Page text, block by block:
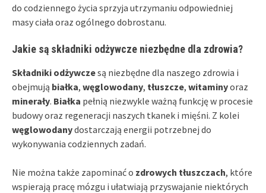
do codziennego życia sprzyja utrzymaniu odpowiedniej
masy ciała oraz ogólnego dobrostanu.
Jakie są składniki odżywcze niezbędne dla zdrowia?
Składniki odżywczesą niezbędne dla naszego zdrowia i
obejmują białka, węglowodany, tłuszcze, witaminyoraz
minerały. Białka pełnią niezwykle ważną funkcję w procesie
budowy oraz regeneracji naszych tkanek i mięśni. Z kolei
węglowodanydostarczają energii potrzebnej do
wykonywania codziennych zadań.
Nie można także zapominać o zdrowych tłuszczach, które
wspierają pracę mózgu i ułatwiają przyswajanie niektórych